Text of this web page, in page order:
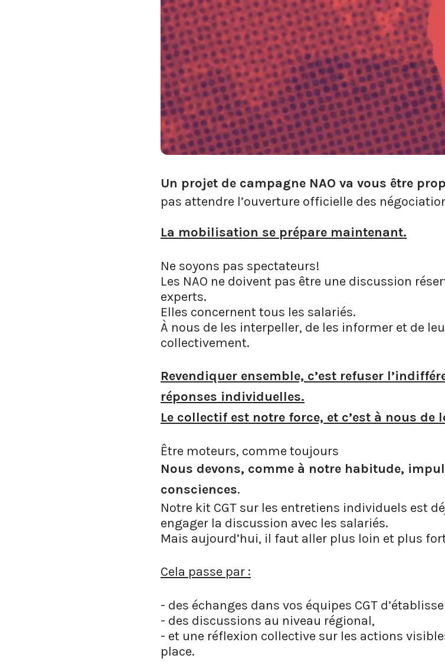
Un projet de campagne NAO va vous être
pas attendre l’ouverture officielle des
La mobilisation se prépare maintenant.
Ne soyons pas spectateurs!
Les NAO ne doivent pas être une discussion
experts.
Elles concernent tous les salariés.
À nous de les interpeller, de les informer et de
collectivement.
Revendiquer ensemble, c’est refuser
réponses individuelles.
Le collectif est notre force, et c’est à nous de
Être moteurs, comme toujours
Nous devons, comme à notre habitude,
consciences.
Notre kit CGT sur les entretiens individuels est
engager la discussion avec les salariés.
Mais aujourd’hui, il faut aller plus loin et plus
Cela passe par :
- des échanges dans vos équipes CGT
- des discussions au niveau régional,
- et une réflexion collective sur les actions
place.